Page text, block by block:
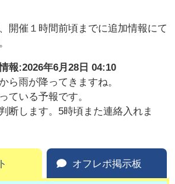
開催１時間前頃までに追加情報にて
報:2026年6月28日 04:10
ら雨が降ってきますね。
ている予報です。
断します。5時頃また連絡入れま
オフレポ掲示板